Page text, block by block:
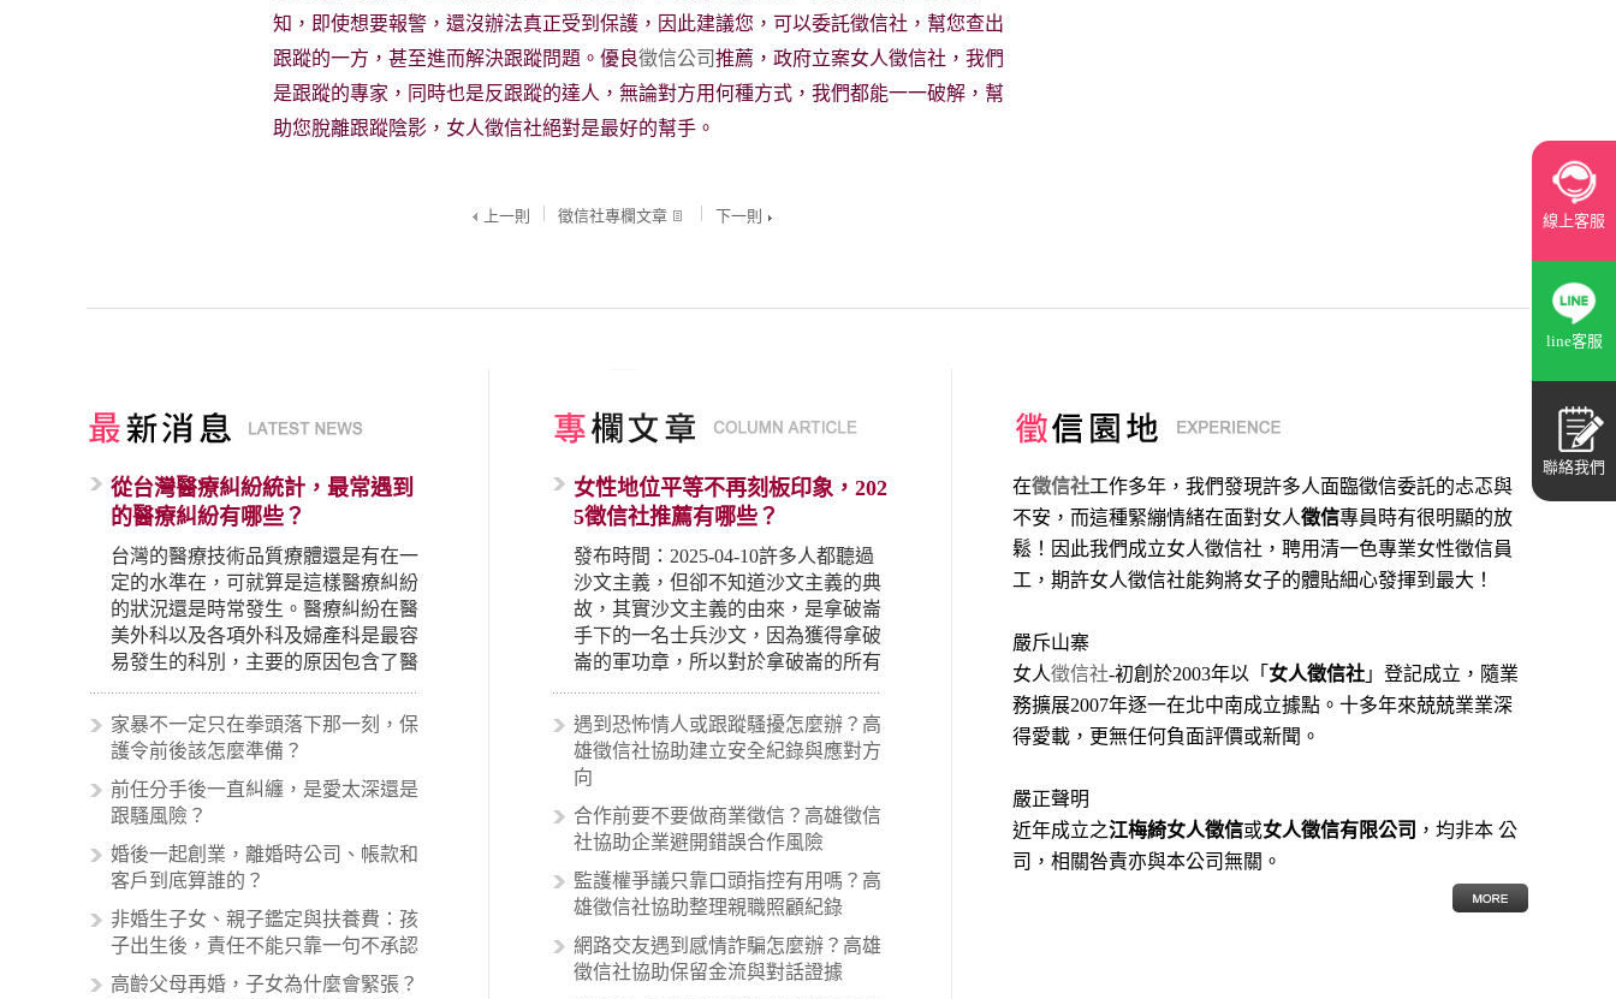
線上客服
line客服
聯絡我們
知，即使想要報警，還沒辦法真正受到保護，因此建議您，可以委託徵信社，幫您查出
跟蹤的一方，甚至進而解決跟蹤問題。優良徵信公司推薦，政府立案女人徵信社，我們
是跟蹤的專家，同時也是反跟蹤的達人，無論對方用何種方式，我們都能一一破解，幫
助您脫離跟蹤陰影，女人徵信社絕對是最好的幫手。
上一則 徵信社專欄文章 下一則
從台灣醫療糾紛統計，最常遇到
的醫療糾紛有哪些？
台灣的醫療技術品質療體還是有在一
定的水準在，可就算是這樣醫療糾紛
的狀況還是時常發生。醫療糾紛在醫
美外科以及各項外科及婦產科是最容
易發生的科別，主要的原因包含了醫
生未盡告知義務、醫療處置疏失、手
術疏失、術後照顧失當、醫療費用的
收取。雖然醫學進步，但醫生與病患
案例中最後都走向訴訟流程，我們如
果不幸遇到相關醫療糾紛時究竟該怎
麼處理呢？醫療糾紛相關的內容其實
非常多，有些案例…
家暴不一定只在拳頭落下那一刻，保
護令前後該怎麼準備？
前任分手後一直糾纏，是愛太深還是
跟騷風險？
婚後一起創業，離婚時公司、帳款和
客戶到底算誰的？
非婚生子女、親子鑑定與扶養費：孩
子出生後，責任不能只靠一句不承認
高齡父母再婚，子女為什麼會緊張？
女性地位平等不再刻板印象，202
5徵信社推薦有哪些？
發布時間：2025-04-10許多人都聽過
沙文主義，但卻不知道沙文主義的典
故，其實沙文主義的由來，是拿破崙
手下的一名士兵沙文，因為獲得拿破
崙的軍功章，所以對於拿破崙的所有
事蹟和政策產生狂熱崇拜，形成偏執
的狀況，所以沙文主義後來就被拿來
暗指偏見和歧視，而且有沙文主義傾
向的人，通常對於自己的國家和民族
國家的人，所以沙文主義也廣泛應用
在種族歧視的說法，甚至還出現了男
性沙文…
遇到恐怖情人或跟蹤騷擾怎麼辦？高
雄徵信社協助建立安全紀錄與應對方
向
合作前要不要做商業徵信？高雄徵信
社協助企業避開錯誤合作風險
監護權爭議只靠口頭指控有用嗎？高
雄徵信社協助整理親職照顧紀錄
網路交友遇到感情詐騙怎麼辦？高雄
徵信社協助保留金流與對話證據
在徵信社工作多年，我們發現許多人面臨徵信委託的忐忑與
不安，而這種緊繃情緒在面對女人徵信專員時有很明顯的放
鬆！因此我們成立女人徵信社，聘用清一色專業女性徵信員
工，期許女人徵信社能夠將女子的體貼細心發揮到最大 ！
嚴斥山寨
女人徵信社-初創於2003年以「 女人徵信社 」登記成立，隨業
務擴展2007年逐一在北中南成立據點。十多年來兢兢業業深
得愛載，更無任何負面評價或新聞。
嚴正聲明
近年成立之江梅綺女人徵信或女人徵信有限公司 ，均非本 公
司，相關咎責亦與本公司無關。